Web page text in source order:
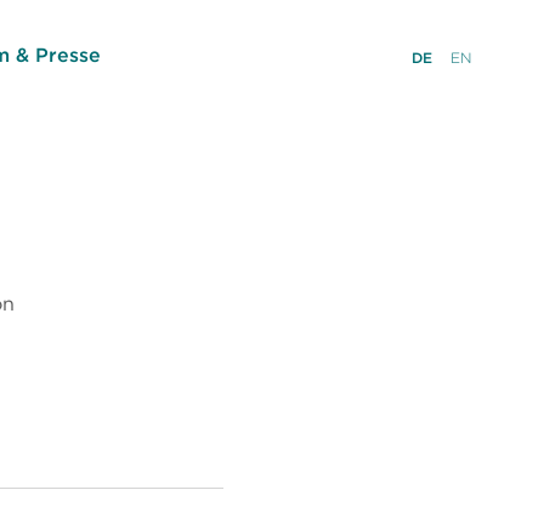
& Presse DE EN